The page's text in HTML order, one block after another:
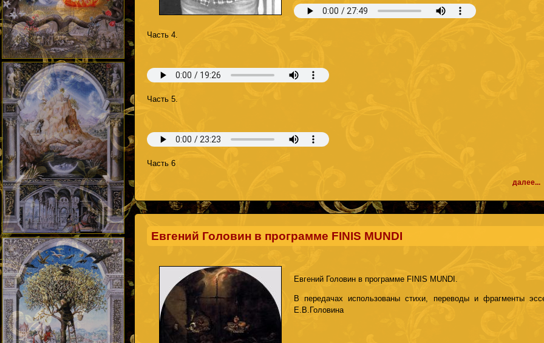
Часть 4.
Часть 5.
Часть 6
далее...
Евгений Головин в программе FINIS MUNDI
Евгений Головин в программе FINIS MUNDI.
В передачах использованы стихи, переводы и фрагменты
Е.В.Головина